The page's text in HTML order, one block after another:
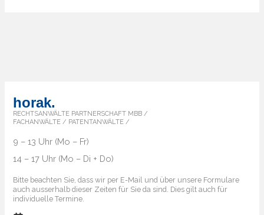
die
Markenländer
horak.
RECHTSANWÄLTE PARTNERSCHAFT MBB /
FACHANWÄLTE / PATENTANWÄLTE /
9 – 13 Uhr (Mo – Fr)
14 – 17 Uhr (Mo – Di + Do)
Bitte beachten Sie, dass wir per E-Mail und über unsere Formulare
auch ausserhalb dieser Zeiten für Sie da sind. Dies gilt auch für
individuelle Termine.